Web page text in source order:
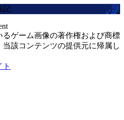
記
ゲーム画像の著作権および商標
該コンテンツの提供元に帰属し